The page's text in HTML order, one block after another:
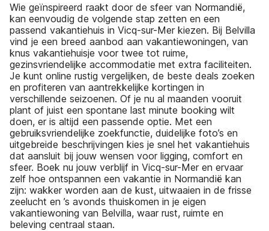
Wie geïnspireerd raakt door de sfeer van Normandië,
kan eenvoudig de volgende stap zetten en een
passend vakantiehuis in Vicq-sur-Mer kiezen. Bij Belvilla
vind je een breed aanbod aan vakantiewoningen, van
knus vakantiehuisje voor twee tot ruime,
gezinsvriendelijke accommodatie met extra faciliteiten.
Je kunt online rustig vergelijken, de beste deals zoeken
en profiteren van aantrekkelijke kortingen in
verschillende seizoenen. Of je nu al maanden vooruit
plant of juist een spontane last minute booking wilt
doen, er is altijd een passende optie. Met een
gebruiksvriendelijke zoekfunctie, duidelijke foto’s en
uitgebreide beschrijvingen kies je snel het vakantiehuis
dat aansluit bij jouw wensen voor ligging, comfort en
sfeer. Boek nu jouw verblijf in Vicq-sur-Mer en ervaar
zelf hoe ontspannen een vakantie in Normandië kan
zijn: wakker worden aan de kust, uitwaaien in de frisse
zeelucht en ’s avonds thuiskomen in je eigen
vakantiewoning van Belvilla, waar rust, ruimte en
beleving centraal staan.